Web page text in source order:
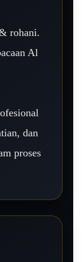
rohani.
Al
dan
proses